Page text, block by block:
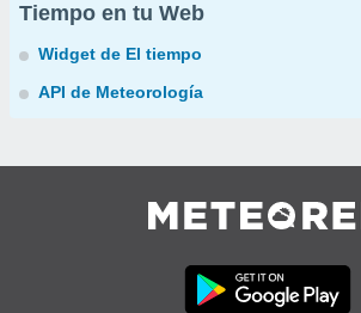
Tiempo en tu Web
Widget de El tiempo
API de Meteorología